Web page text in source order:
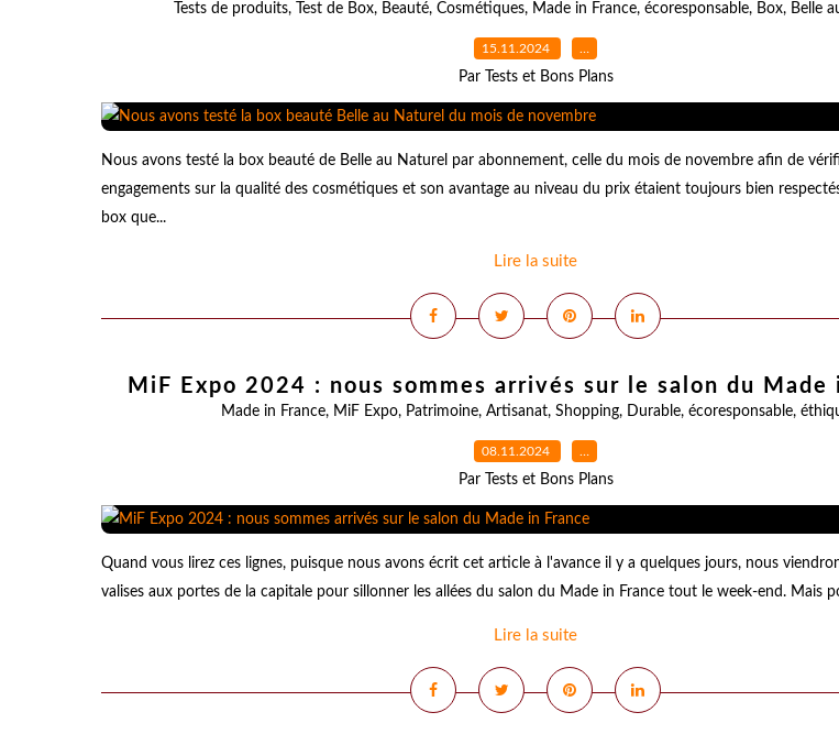
Tests de produits, Test de Box, Beauté, Cosmétiques, Made in France, écoresponsable, Box, Belle
15.11.2024 …
Par Tests et Bons Plans
Nous avons testé la box beauté de Belle au Naturel par abonnement, celle du mois de novembre afin de
engagements sur la qualité des cosmétiques et son avantage au niveau du prix étaient toujours bien
box que...
Lire la suite
MiF Expo 2024 : nous sommes arrivés sur le salon du Made
Made in France, MiF Expo, Patrimoine, Artisanat, Shopping, Durable, écoresponsable,
08.11.2024 …
Par Tests et Bons Plans
Quand vous lirez ces lignes, puisque nous avons écrit cet article à l'avance il y a quelques jours, nous
valises aux portes de la capitale pour sillonner les allées du salon du Made in France tout le week-end. Mais
Lire la suite